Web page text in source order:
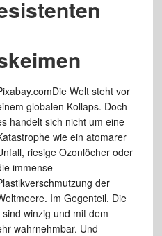
Welt steht vor
globalen Kollaps. Doch
handelt sich nicht um eine
wie ein atomarer
riesige Ozonlöcher oder
immense
der
Im Gegenteil. Die
winzig und mit dem
wahrnehmbar. Und